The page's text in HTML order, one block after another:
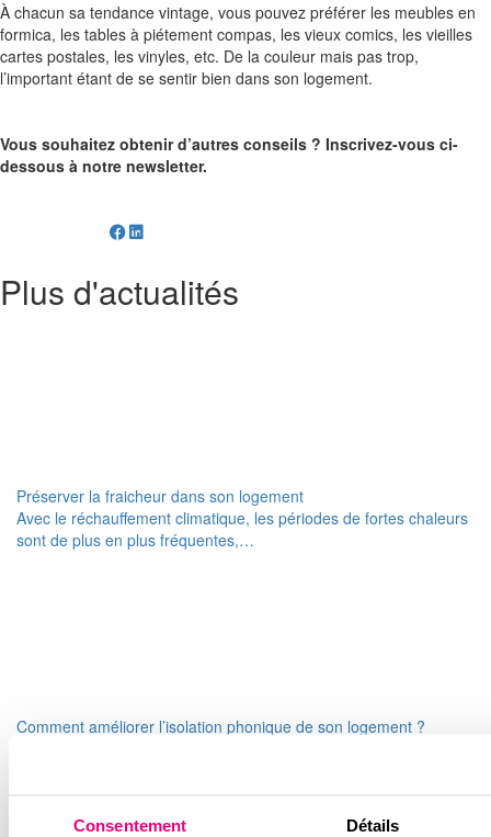
Consentement Détails
À chacun sa tendance vintage, vous pouvez préférer les meubles en
formica, les tables à piétement compas, les vieux comics, les vieilles
cartes postales, les vinyles, etc. De la couleur mais pas trop,
l’important étant de se sentir bien dans son logement.
Vous souhaitez obtenir d’autres conseils ? Inscrivez-vous ci-
dessous à notre newsletter.
Plus d'actualités
Préserver la fraicheur dans son logement
Avec le réchauffement climatique, les périodes de fortes chaleurs
sont de plus en plus fréquentes,…
Comment améliorer l’isolation phonique de son logement ?